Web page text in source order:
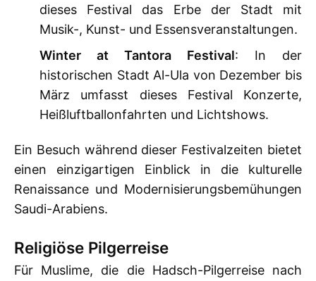
dieses Festival das Erbe der Stadt mit
Musik-, Kunst- und Essensveranstaltungen.
Winter at Tantora Festival: In der
historischen Stadt Al-Ula von Dezember bis
März umfasst dieses Festival Konzerte,
Heißluftballonfahrten und Lichtshows.
Ein Besuch während dieser Festivalzeiten bietet
einen einzigartigen Einblick in die kulturelle
Renaissance und Modernisierungsbemühungen
Saudi-Arabiens.
Religiöse Pilgerreise
Für Muslime, die die Hadsch-Pilgerreise nach